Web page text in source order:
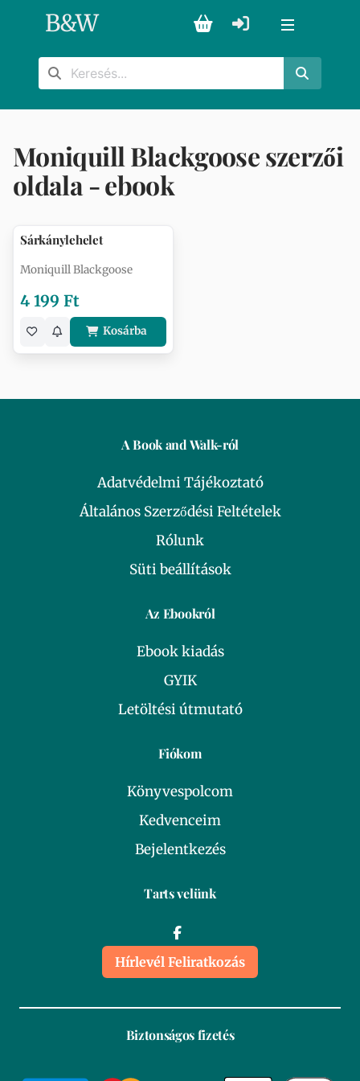
B&W
Moniquill Blackgoose szerzői
oldala - ebook
Sárkánylehelet
Moniquill Blackgoose
4 199 Ft
Kosárba
A Book and Walk-ról
Adatvédelmi Tájékoztató
Általános Szerződési Feltételek
Rólunk
Süti beállítások
Az Ebookról
Ebook kiadás
GYIK
Letöltési útmutató
Fiókom
Könyvespolcom
Kedvenceim
Bejelentkezés
Tarts velünk
Hírlevél Feliratkozás
Biztonságos fizetés